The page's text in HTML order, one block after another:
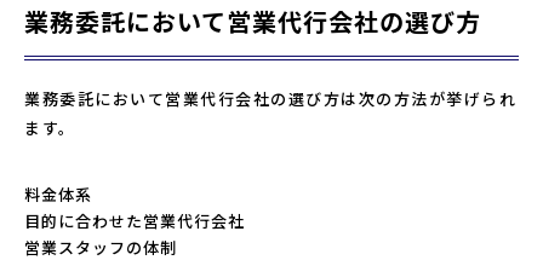
業務委託において営業代行会社の選び方
業務委託において営業代行会社の選び方は次の方法が挙げられ
ます。
料金体系
目的に合わせた営業代行会社
営業スタッフの体制